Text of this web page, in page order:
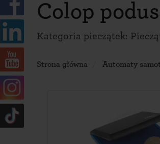
Colop
Kategoria pieczątek:
Strona główna Automaty